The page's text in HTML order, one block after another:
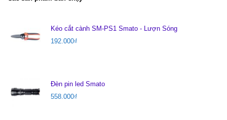
Kéo cắt cành SM-PS1 Smato - Lượn Sóng
192.000₫
Đèn pin led Smato
558.000₫